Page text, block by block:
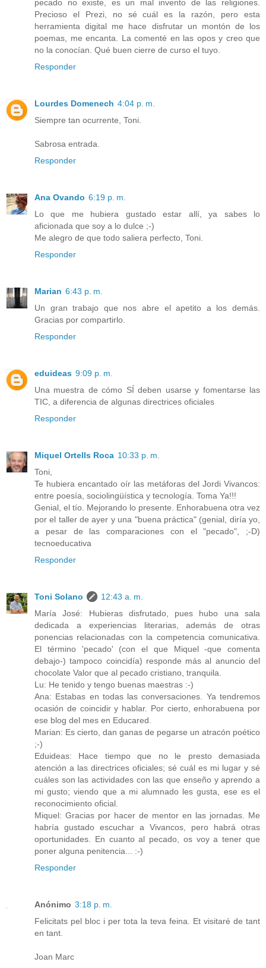
pecado no existe, es un mal invento de las religiones.
Precioso el Prezi, no sé cuál es la razón, pero esta
herramienta digital me hace disfrutar un montón de los
poemas, me encanta. La comenté en las opos y creo que
no la conocían. Qué buen cierre de curso el tuyo.
Responder
Lourdes Domenech 4:04 p. m.
Siempre tan ocurrente, Toni.
Sabrosa entrada.
Responder
Ana Ovando 6:19 p. m.
Lo que me hubiera gustado estar allí, ya sabes lo
aficionada que soy a lo dulce ;-)
Me alegro de que todo saliera perfecto, Toni.
Responder
Marian 6:43 p. m.
Un gran trabajo que nos abre el apetito a los demás.
Gracias por compartirlo.
Responder
eduideas 9:09 p. m.
Una muestra de cómo SÍ deben usarse y fomentarse las
TIC, a diferencia de algunas directrices oficiales
Responder
Miquel Ortells Roca 10:33 p. m.
Toni,
Te hubiera encantado oír las metáforas del Jordi Vivancos:
entre poesía, sociolingüística y tecnología. Toma Ya!!!
Genial, el tío. Mejorando lo presente. Enhorabuena otra vez
por el taller de ayer y una "buena práctica" (genial, diría yo,
a pesar de las comparaciones con el "pecado", ;-D)
tecnoeducativa
Responder
Toni Solano
12:43 a. m.
María José: Hubieras disfrutado, pues hubo una sala
dedicada a experiencias literarias, además de otras
ponencias relacionadas con la competencia comunicativa.
El término 'pecado' (con el que Miquel -que comenta
debajo-) tampoco coincidía) responde más al anuncio del
chocolate Valor que al pecado cristiano, tranquila.
Lu: He tenido y tengo buenas maestras :-)
Ana: Estabas en todas las conversaciones. Ya tendremos
ocasión de coincidir y hablar. Por cierto, enhorabuena por
ese blog del mes en Educared.
Marian: Es cierto, dan ganas de pegarse un atracón poético
;-)
Eduideas: Hace tiempo que no le presto demasiada
atención a las directrices oficiales; sé cuál es mi lugar y sé
cuáles son las actividades con las que enseño y aprendo a
mi gusto; viendo que a mi alumnado les gusta, ese es el
reconocimiento oficial.
Miquel: Gracias por hacer de mentor en las jornadas. Me
habría gustado escuchar a Vivancos, pero habrá otras
oportunidades. En cuanto al pecado, os voy a tener que
poner alguna penitencia... :-)
Responder
Anónimo 3:18 p. m.
Felicitats pel bloc i per tota la teva feina. Et visitaré de tant
en tant.
Joan Marc